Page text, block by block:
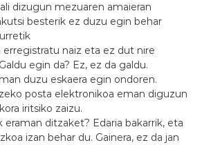
dizugun mezuaren amaieran
besterik ez duzu egin behar
erregistratu naiz eta ez dut nire
egin da? Ez, ez da galdu.
duzu eskaera egin ondoren.
posta elektronikoa eman diguzun
iritsiko zaizu.
eraman ditzaket? Edaria bakarrik, eta
izan behar du. Gainera, ez da jan